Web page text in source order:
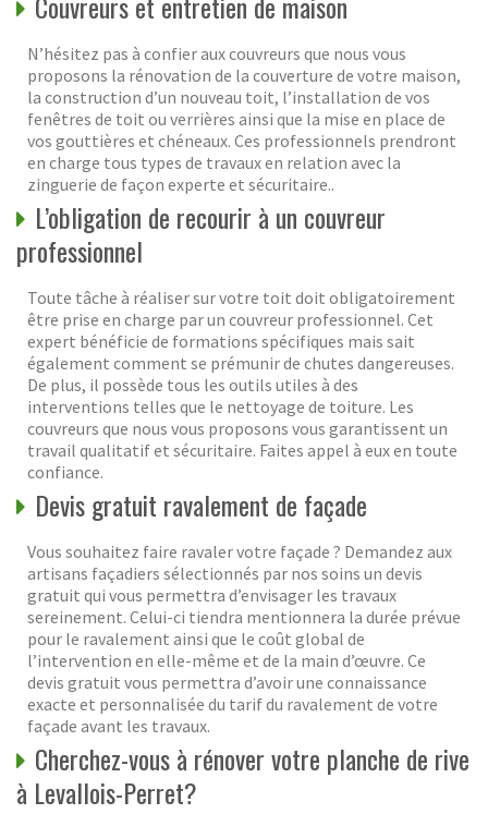
N’hésitez pas à confier aux couvreurs que nous vous
proposons la rénovation de la couverture de votre maison,
la construction d’un nouveau toit, l’installation de vos
fenêtres de toit ou verrières ainsi que la mise en place de
vos gouttières et chéneaux. Ces professionnels prendront
en charge tous types de travaux en relation avec la
zinguerie de façon experte et sécuritaire..
L’obligation de recourir à un couvreur
professionnel
Toute tâche à réaliser sur votre toit doit obligatoirement
être prise en charge par un couvreur professionnel. Cet
expert bénéficie de formations spécifiques mais sait
également comment se prémunir de chutes dangereuses.
De plus, il possède tous les outils utiles à des
interventions telles que le nettoyage de toiture. Les
couvreurs que nous vous proposons vous garantissent un
travail qualitatif et sécuritaire. Faites appel à eux en toute
confiance.
Devis gratuit ravalement de façade
Vous souhaitez faire ravaler votre façade ? Demandez aux
artisans façadiers sélectionnés par nos soins un devis
gratuit qui vous permettra d’envisager les travaux
sereinement. Celui-ci tiendra mentionnera la durée prévue
pour le ravalement ainsi que le coût global de
l’intervention en elle-même et de la main d’œuvre. Ce
devis gratuit vous permettra d’avoir une connaissance
exacte et personnalisée du tarif du ravalement de votre
façade avant les travaux.
Cherchez-vous à rénover votre planche de rive
à Levallois-Perret?